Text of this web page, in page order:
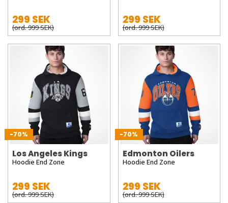
299 SEK
(ord. 999 SEK)
299 SEK
(ord. 999 SEK)
-70%
Los Angeles Kings
Hoodie End Zone
299 SEK
(ord. 999 SEK)
-70%
Edmonton Oilers
Hoodie End Zone
299 SEK
(ord. 999 SEK)